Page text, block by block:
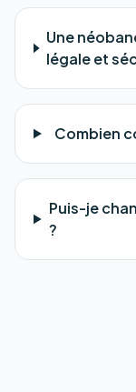
Une
légale et
Combien
Puis-je
?